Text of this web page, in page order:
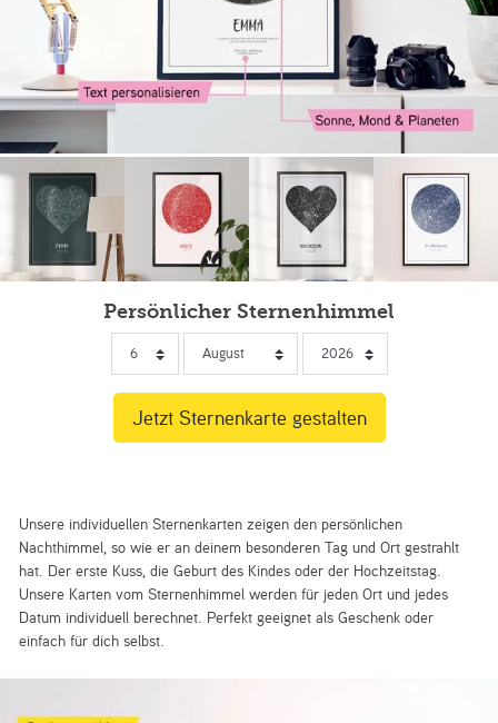
Persönlicher Sternenhimmel
Unsere individuellen Sternenkarten zeigen den persönlichen
Nachthimmel, so wie er an deinem besonderen Tag und Ort gestrahlt
hat. Der erste Kuss, die Geburt des Kindes oder der Hochzeitstag.
Unsere Karten vom Sternenhimmel werden für jeden Ort und jedes
Datum individuell berechnet. Perfekt geeignet als Geschenk oder
einfach für dich selbst.